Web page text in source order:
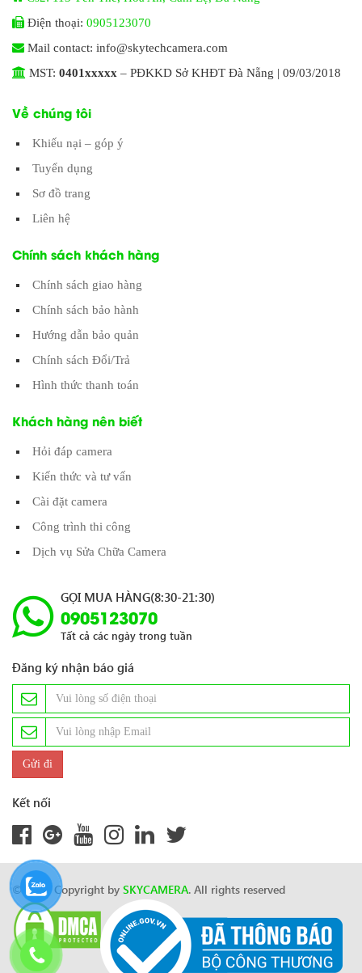
Điện thoại: 0905123070
Mail contact: info@skytechcamera.com
MST: 0401xxxxx – PĐKKD Sở KHĐT Đà Nẵng | 09/03/2018
Về chúng tôi
Khiếu nại – góp ý
Tuyển dụng
Sơ đồ trang
Liên hệ
Chính sách khách hàng
Chính sách giao hàng
Chính sách bảo hành
Hướng dẫn bảo quản
Chính sách Đổi/Trả
Hình thức thanh toán
Khách hàng nên biết
Hỏi đáp camera
Kiến thức và tư vấn
Cài đặt camera
Công trình thi công
Dịch vụ Sửa Chữa Camera
GỌI MUA HÀNG(8:30-21:30)
0905123070
Tất cả các ngày trong tuần
Đăng ký nhận báo giá
Kết nối
© 2024 Copyright by SKYCAMERA. All rights reserved